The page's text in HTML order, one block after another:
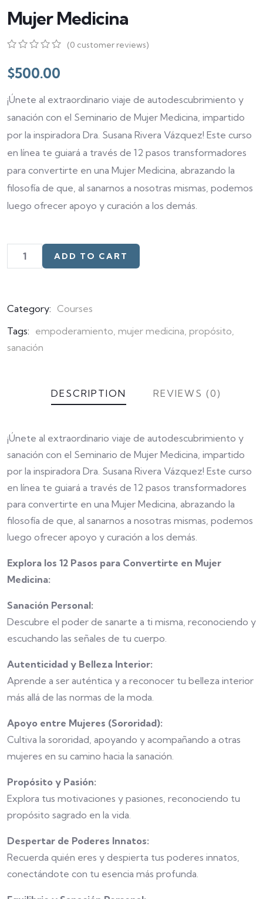
Mujer Medicina
out
of
on
ratings
(0 customer reviews)
$500.00
¡Únete al extraordinario viaje de autodescubrimiento y
sanación con el Seminario de Mujer Medicina, impartido
por la inspiradora Dra. Susana Rivera Vázquez! Este curso
en línea te guiará a través de 12 pasos transformadores
para convertirte en una Mujer Medicina, abrazando la
filosofía de que, al sanarnos a nosotras mismas, podemos
luego ofrecer apoyo y curación a los demás.
ADD TO CART
Category: Courses
Tags: empoderamiento mujer medicina propósito
sanación
DESCRIPTION REVIEWS (0)
¡Únete al extraordinario viaje de autodescubrimiento y
sanación con el Seminario de Mujer Medicina, impartido
por la inspiradora Dra. Susana Rivera Vázquez! Este curso
en línea te guiará a través de 12 pasos transformadores
para convertirte en una Mujer Medicina, abrazando la
filosofía de que, al sanarnos a nosotras mismas, podemos
luego ofrecer apoyo y curación a los demás.
Explora los 12 Pasos para Convertirte en Mujer
Medicina:
Sanación Personal:
Descubre el poder de sanarte a ti misma, reconociendo y
escuchando las señales de tu cuerpo.
Autenticidad y Belleza Interior:
Aprende a ser auténtica y a reconocer tu belleza interior
más allá de las normas de la moda.
Apoyo entre Mujeres (Sororidad):
Cultiva la sororidad, apoyando y acompañando a otras
mujeres en su camino hacia la sanación.
Propósito y Pasión:
Explora tus motivaciones y pasiones, reconociendo tu
propósito sagrado en la vida.
Despertar de Poderes Innatos:
Recuerda quién eres y despierta tus poderes innatos,
conectándote con tu esencia más profunda.